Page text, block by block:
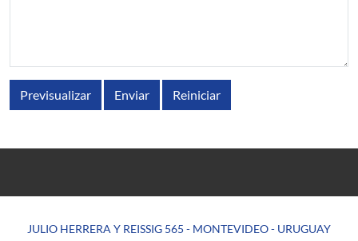
JULIO HERRERA Y REISSIG 565 - MONTEVIDEO - URUGUAY